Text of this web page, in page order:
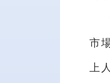
市
上